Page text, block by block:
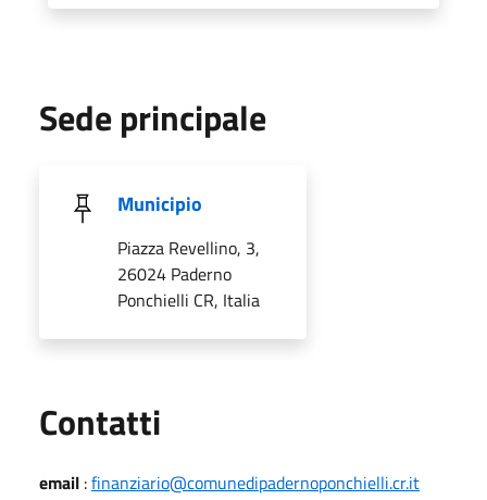
Sede principale
Municipio
Piazza Revellino, 3,
26024 Paderno
Ponchielli CR, Italia
Contatti
email :finanziario@comunedipadernoponchielli.cr.it